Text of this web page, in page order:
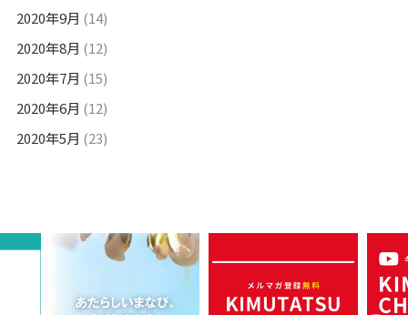
2020年9月 (14)
2020年8月 (12)
2020年7月 (15)
2020年6月 (12)
2020年5月 (23)